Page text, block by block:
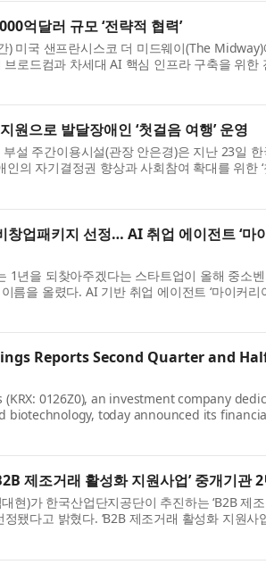
억달러 규모 ‘전략적 협력’
) 미국 샌프란시스코 더 미드웨이(The Midway)
로드컴과 차세대 AI 핵심 인프라 구축을 위한
는 한진만 삼성전자 Foundry 사업부장...
원으로 발달장애인 ‘첫걸음 여행’ 운영
설 주간이용시설(관장 안은경)은 지난 23일
의 자기결정권 향상과 사회참여 확대를 위한 ‘
다. 이번 사업은 한국마사회 수원지사...
업패키지 선정… AI 취업 에이전트 ‘마
1년을 되찾아주겠다는 스타트업이 올해 중소
름을 올렸다. AI 기반 취업 에이전트 ‘마이커리
패키지’ 소셜벤처 분야에 최종 선정돼...
Reports Second Quarter and
0126Z0), an investment company
biotechnology, today announced its
year 2026. “We delivered solid first...
제조거래 활성화 지원사업’ 중개기관
현)가 한국산업단지공단이 추진하는 ‘B2B 제
됐다고 밝혔다. ‘B2B 제조거래 활성화 지원사
거래 활성화를 위해 마련된 지원사업...